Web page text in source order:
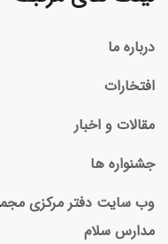
درباره ما
افتخارات
مقالات و اخبار
جشنواره ها
وب سایت دفتر مرکزی
مدارس سلام